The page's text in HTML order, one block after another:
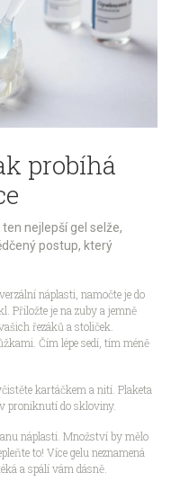
probíhá
nejlepší gel selže,
postup, který
náplasti, namočte je do
Přiložte je na zuby a jemně
řezáků a stoliček.
Čím lépe sedí, tím méně
kartáčkem a nití. Plaketa
proniknutí do skloviny.
náplasti. Množství by mělo
to! Více gelu neznamená
a spálí vám dásně.